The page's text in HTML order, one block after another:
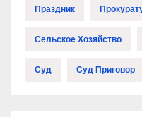
Праздник
Сельское Хозяйство
Суд Суд Приговор